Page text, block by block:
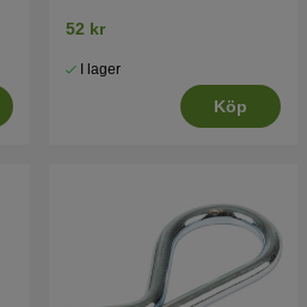
52 kr
I lager
Köp